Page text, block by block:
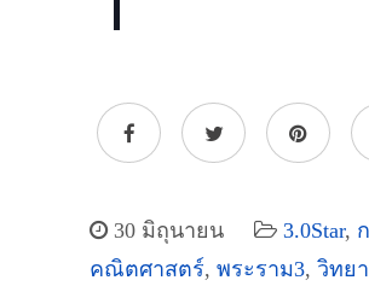
30 มิถุนายน 3.0Star,
คณิตศาสตร์, พระราม3, วิทย